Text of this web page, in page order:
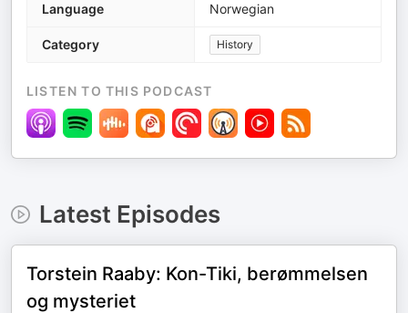
Language Norwegian
Category History
LISTEN TO THIS PODCAST
Latest Episodes
Torstein Raaby: Kon-Tiki, berømmelsen
og mysteriet